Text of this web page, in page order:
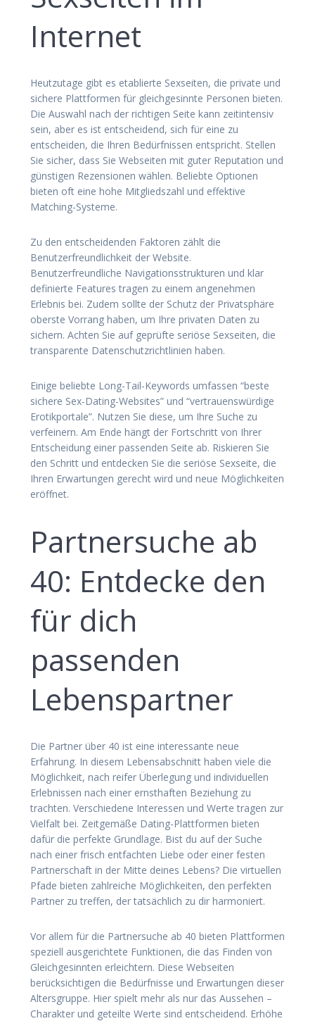
Internet
Heutzutage gibt es etablierte Sexseiten, die private und
sichere Plattformen für gleichgesinnte Personen bieten.
Die Auswahl nach der richtigen Seite kann zeitintensiv
sein, aber es ist entscheidend, sich für eine zu
entscheiden, die Ihren Bedürfnissen entspricht. Stellen
Sie sicher, dass Sie Webseiten mit guter Reputation und
günstigen Rezensionen wählen. Beliebte Optionen
bieten oft eine hohe Mitgliedszahl und effektive
Matching-Systeme.
Zu den entscheidenden Faktoren zählt die
Benutzerfreundlichkeit der Website.
Benutzerfreundliche Navigationsstrukturen und klar
definierte Features tragen zu einem angenehmen
Erlebnis bei. Zudem sollte der Schutz der Privatsphäre
oberste Vorrang haben, um Ihre privaten Daten zu
sichern. Achten Sie auf geprüfte seriöse Sexseiten, die
transparente Datenschutzrichtlinien haben.
Einige beliebte Long-Tail-Keywords umfassen “beste
sichere Sex-Dating-Websites” und “vertrauenswürdige
Erotikportale”. Nutzen Sie diese, um Ihre Suche zu
verfeinern. Am Ende hängt der Fortschritt von Ihrer
Entscheidung einer passenden Seite ab. Riskieren Sie
den Schritt und entdecken Sie die seriöse Sexseite, die
Ihren Erwartungen gerecht wird und neue Möglichkeiten
eröffnet.
Partnersuche ab
40: Entdecke den
für dich
passenden
Lebenspartner
Die Partner über 40 ist eine interessante neue
Erfahrung. In diesem Lebensabschnitt haben viele die
Möglichkeit, nach reifer Überlegung und individuellen
Erlebnissen nach einer ernsthaften Beziehung zu
trachten. Verschiedene Interessen und Werte tragen zur
Vielfalt bei. Zeitgemäße Dating-Plattformen bieten
dafür die perfekte Grundlage. Bist du auf der Suche
nach einer frisch entfachten Liebe oder einer festen
Partnerschaft in der Mitte deines Lebens? Die virtuellen
Pfade bieten zahlreiche Möglichkeiten, den perfekten
Partner zu treffen, der tatsächlich zu dir harmoniert.
Vor allem für die Partnersuche ab 40 bieten Plattformen
speziell ausgerichtete Funktionen, die das Finden von
Gleichgesinnten erleichtern. Diese Webseiten
berücksichtigen die Bedürfnisse und Erwartungen dieser
Altersgruppe. Hier spielt mehr als nur das Aussehen –
Charakter und geteilte Werte sind entscheidend. Erhöhe